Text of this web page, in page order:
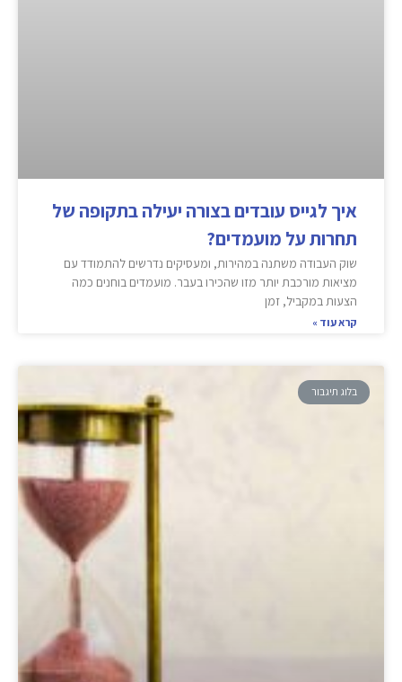
איך לגייס עובדים בצורה יעילה בתקופה של
תחרות על מועמדים?
שוק העבודה משתנה במהירות, ומעסיקים נדרשים להתמודד עם
מציאות מורכבת יותר מזו שהכירו בעבר. מועמדים בוחנים כמה
הצעות במקביל, זמן
קרא עוד »
בלוג תיגבור